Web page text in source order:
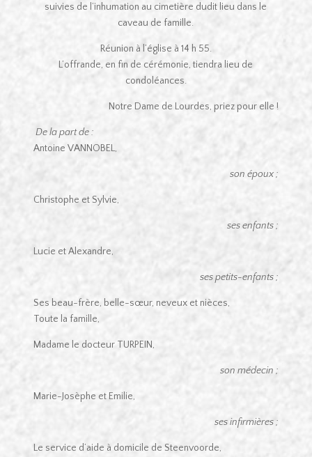
suivies de l’inhumation au cimetière dudit lieu dans le
caveau de famille.
Réunion à l’église à 14 h 55.
L’offrande, en fin de cérémonie, tiendra lieu de
condoléances.
Notre Dame de Lourdes, priez pour elle !
De la part de :
Antoine VANNOBEL,
son époux ;
Christophe et Sylvie,
ses enfants ;
Lucie et Alexandre,
ses petits-enfants ;
Ses beau-frère, belle-sœur, neveux et nièces,
Toute la famille,
Madame le docteur TURPEIN,
son médecin ;
Marie-Josèphe et Emilie,
ses infirmières ;
Le service d’aide à domicile de Steenvoorde,